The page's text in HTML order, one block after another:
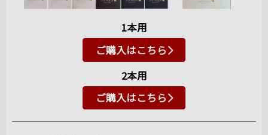
1本用
ご購入はこちら
2本用
ご購入はこちら